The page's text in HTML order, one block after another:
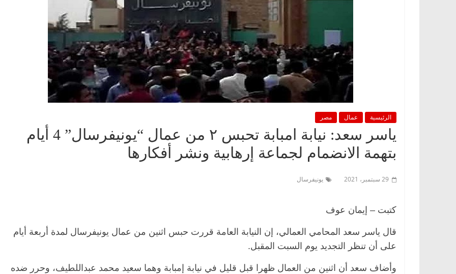
الرئيسية عمال مصر
ياسر سعد: نيابة امبابة تحبس ٢ من عمال “يونيفرسال” 4 أيام
بتهمة الانضمام لجماعة إرهابية ونشر أفكارها
29 سبتمبر، 2021 يونيفرسال
كتبت – إيمان عوف
قال ياسر سعد المحامي العمالي، إن النيابة العامة قررت حبس اثنين من عمال يونيفرسال لمدة أربعة أيام
على أن تنظر التجديد يوم السبت المقبل.
وأضاف سعد أن اثنين من العمال ظهرا قبل قليل في نيابة إمبابة وهما سعيد محمد عبداللطيف، وحرر ضده